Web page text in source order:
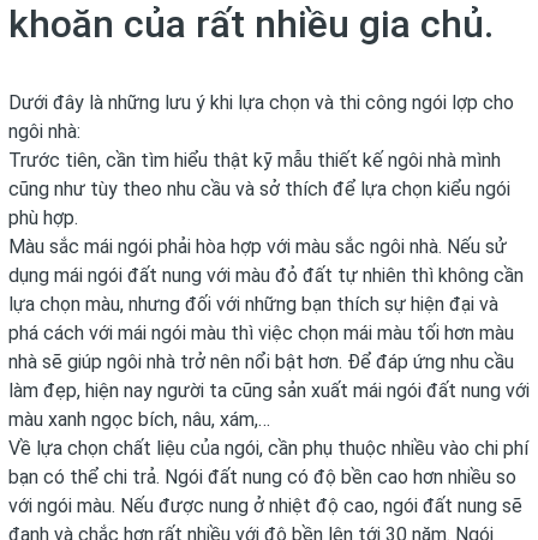
khoăn của rất nhiều gia chủ.
Dưới đây là những lưu ý khi lựa chọn và thi công ngói lợp cho
ngôi nhà:
Trước tiên, cần tìm hiểu thật kỹ mẫu thiết kế ngôi nhà mình
cũng như tùy theo nhu cầu và sở thích để lựa chọn kiểu ngói
phù hợp.
Màu sắc mái ngói phải hòa hợp với màu sắc ngôi nhà. Nếu sử
dụng mái ngói đất nung với màu đỏ đất tự nhiên thì không cần
lựa chọn màu, nhưng đối với những bạn thích sự hiện đại và
phá cách với mái ngói màu thì việc chọn mái màu tối hơn màu
nhà sẽ giúp ngôi nhà trở nên nổi bật hơn. Để đáp ứng nhu cầu
làm đẹp, hiện nay người ta cũng sản xuất mái ngói đất nung với
màu xanh ngọc bích, nâu, xám,…
Về lựa chọn chất liệu của ngói, cần phụ thuộc nhiều vào chi phí
bạn có thể chi trả. Ngói đất nung có độ bền cao hơn nhiều so
với ngói màu. Nếu được nung ở nhiệt độ cao, ngói đất nung sẽ
đanh và chắc hơn rất nhiều với độ bền lên tới 30 năm. Ngói